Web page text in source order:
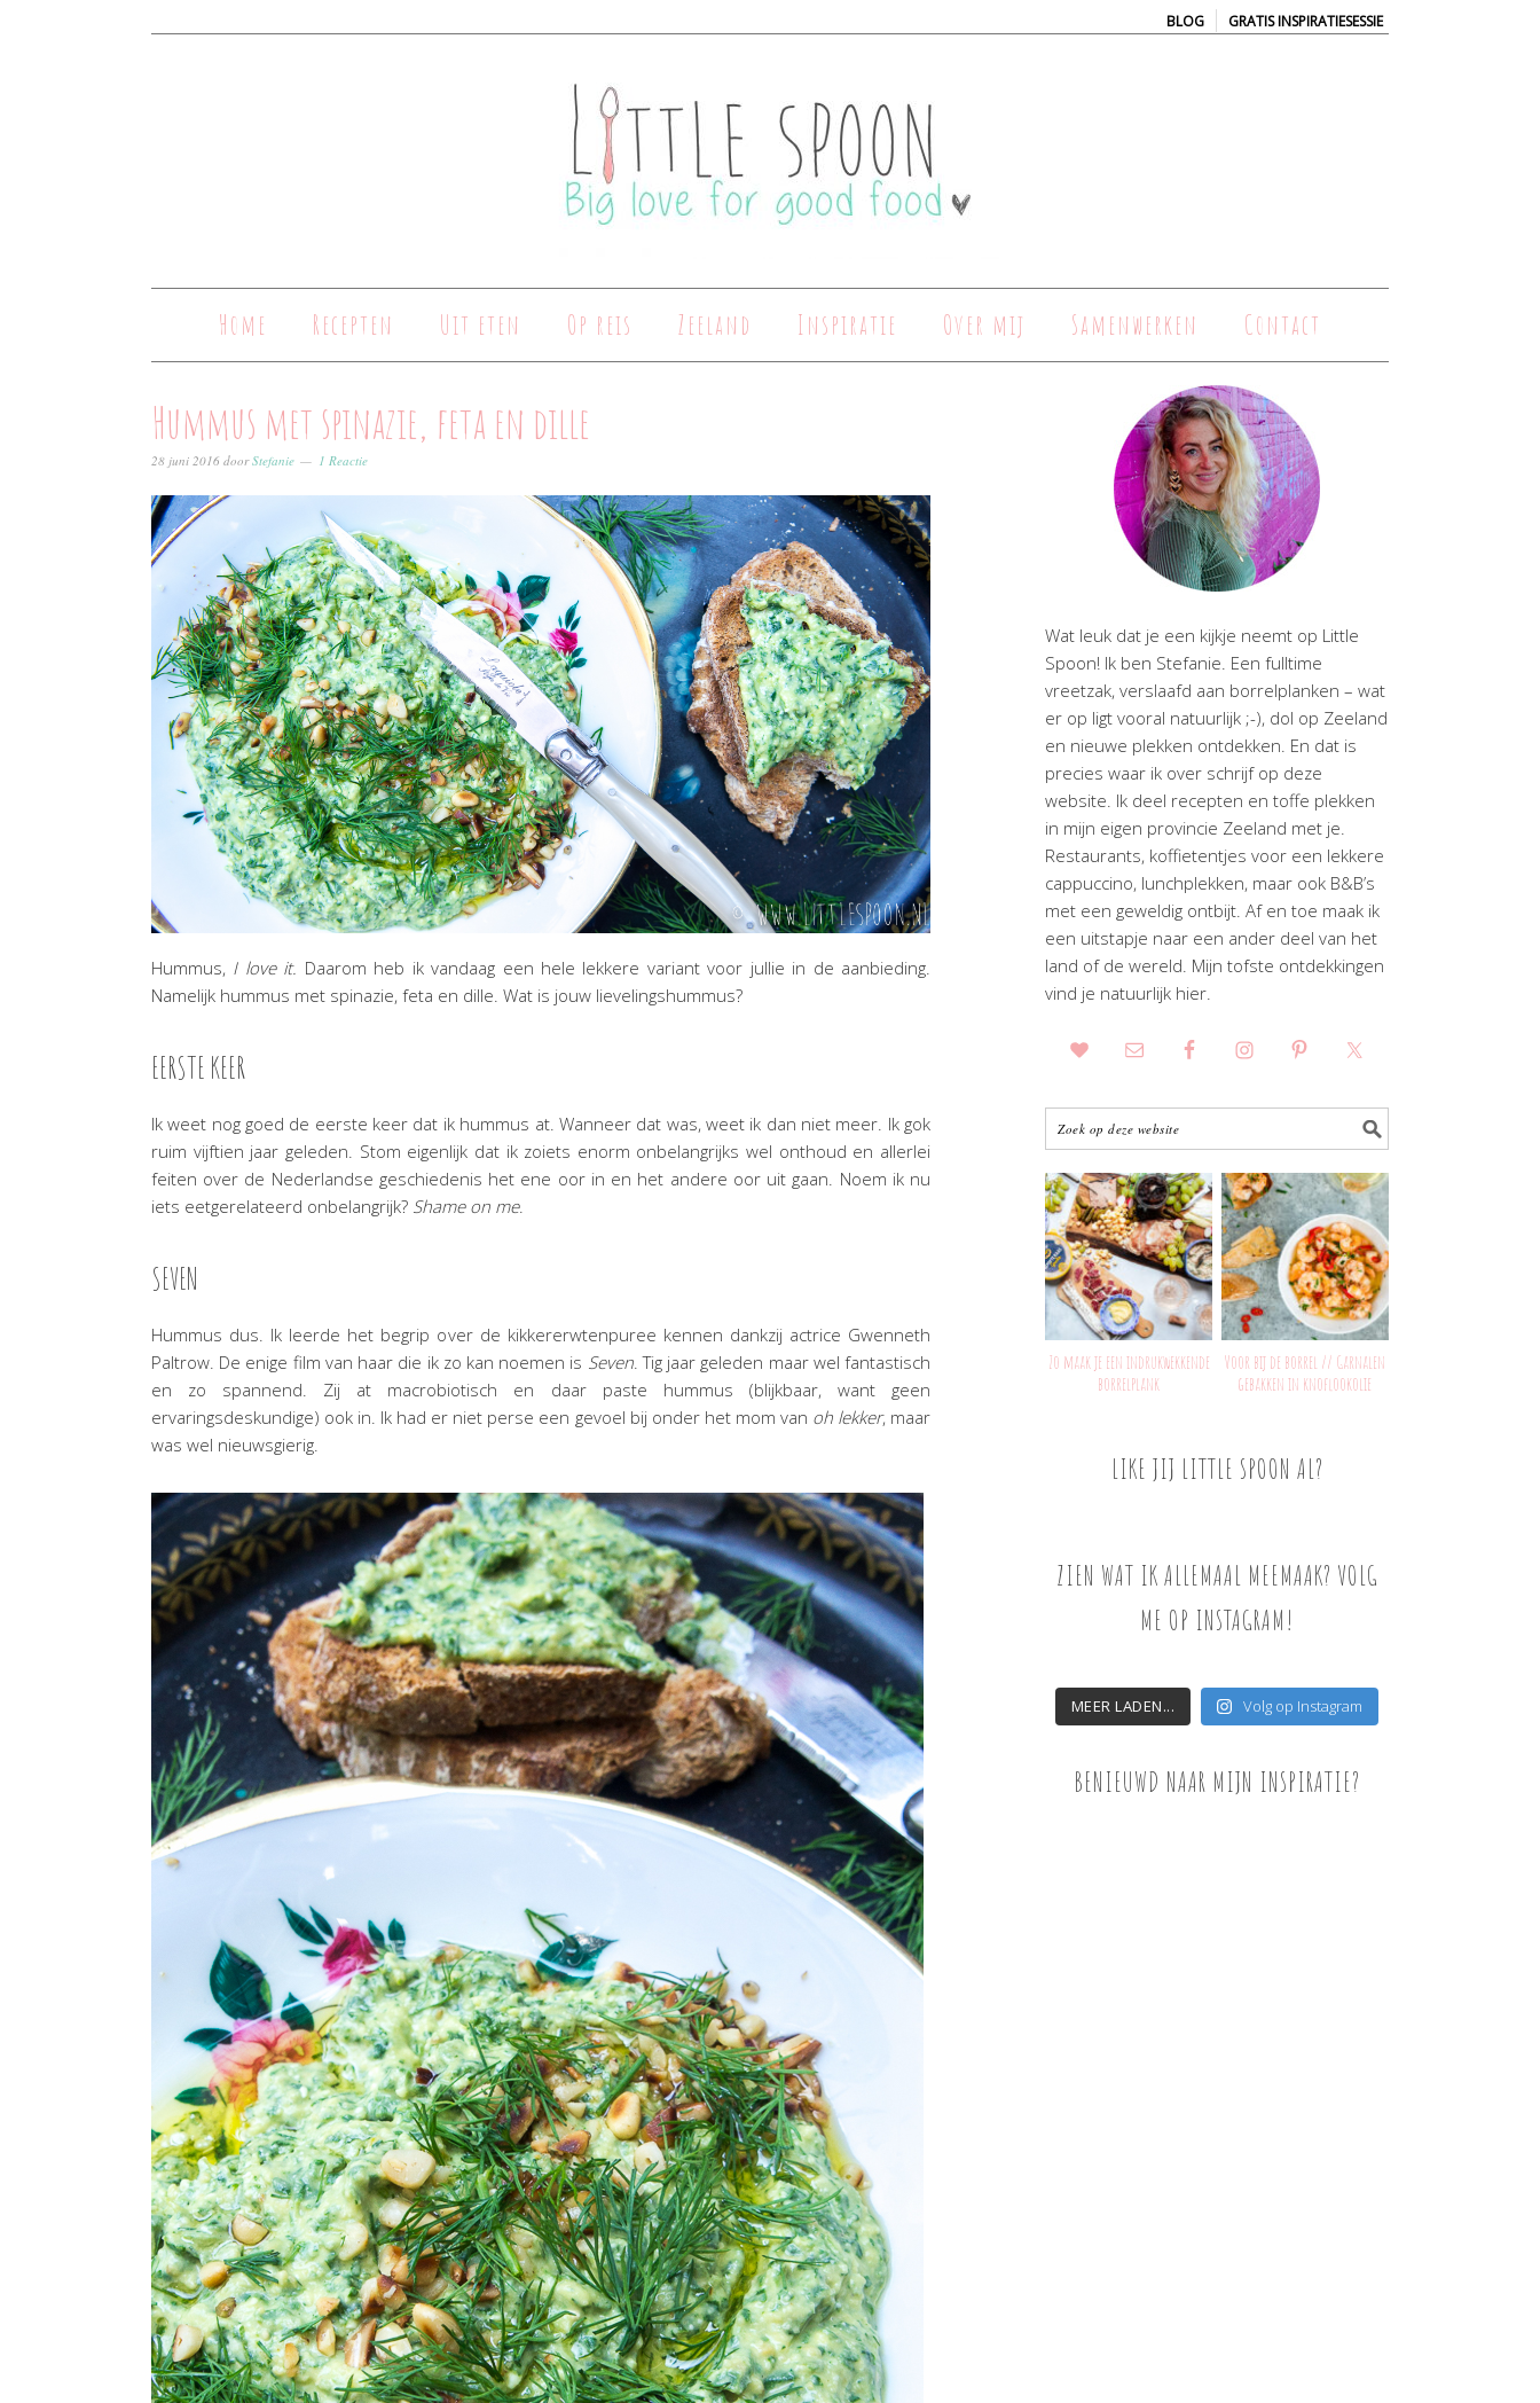
BLOG | GRATIS INSPIRATIESESSIE
Home Recepten Uit eten Op reis Zeeland Inspiratie Over mij Samenwerken Contact
Hummus met spinazie, feta en dille
28 juni 2016 doorStefanie 1 Reactie
Hummus, I love it. Daarom heb ik vandaag een hele lekkere variant voor jullie in de aanbieding.
Namelijk hummus met spinazie, feta en dille. Wat is jouw lievelingshummus?
EERSTE KEER
Ik weet nog goed de eerste keer dat ik hummus at. Wanneer dat was, weet ik dan niet meer. Ik gok
ruim vijftien jaar geleden. Stom eigenlijk dat ik zoiets enorm onbelangrijks wel onthoud en allerlei
feiten over de Nederlandse geschiedenis het ene oor in en het andere oor uit gaan. Noem ik nu
iets eetgerelateerd onbelangrijk? Shame on me.
SEVEN
Hummus dus. Ik leerde het begrip over de kikkererwtenpuree kennen dankzij actrice Gwenneth
Paltrow. De enige film van haar die ik zo kan noemen is Seven. Tig jaar geleden maar wel fantastisch
en zo spannend. Zij at macrobiotisch en daar paste hummus (blijkbaar, want geen
ervaringsdeskundige) ook in. Ik had er niet perse een gevoel bij onder het mom van oh lekker, maar
was wel nieuwsgierig.
Wat leuk dat je een kijkje neemt op Little
Spoon! Ik ben Stefanie. Een fulltime
vreetzak, verslaafd aan borrelplanken – wat
er op ligt vooral natuurlijk ;-), dol op Zeeland
en nieuwe plekken ontdekken. En dat is
precies waar ik over schrijf op deze
website. Ik deel recepten en toffe plekken
in mijn eigen provincie Zeeland met je.
Restaurants, koffietentjes voor een lekkere
cappuccino, lunchplekken, maar ook B&B’s
met een geweldig ontbijt. Af en toe maak ik
een uitstapje naar een ander deel van het
land of de wereld. Mijn tofste ontdekkingen
vind je natuurlijk hier.
Zo maak je een indrukwekkende
borrelplank
Voor bij de borrel // Garnalen
gebakken in knoflookolie
LIKE JIJ LITTLE SPOON AL?
ZIEN WAT IK ALLEMAAL MEEMAAK? VOLG
ME OP INSTAGRAM!
MEER LADEN... Volg op Instagram
BENIEUWD NAAR MIJN INSPIRATIE?